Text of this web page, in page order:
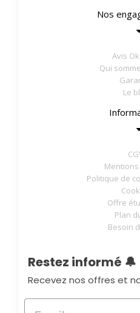
Nos
Avis
Qui
Le
Politique de
Offre
Plan
Besoin
Restez informé 🔔
Recevez nos offres et